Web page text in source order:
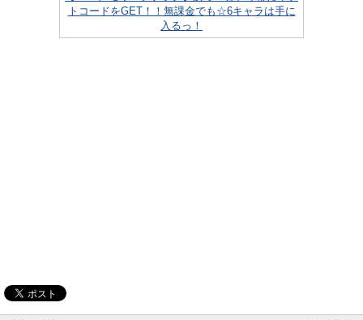
トコードをGET！！無課金でも☆6キャラは手に
入るっ！